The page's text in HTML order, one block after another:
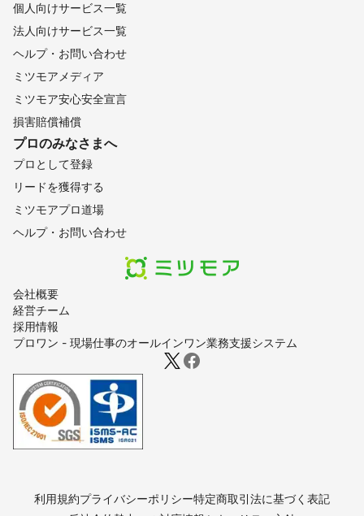
会社概要
経営チーム
採用情報
プロワン - 現場仕事のオールインワン業務支援システム
個人向けサービス一覧
法人向けサービス一覧
ヘルプ・お問い合わせ
ミツモアメディア
ミツモア安心安全宣言
損害賠償補償
プロのみなさまへ
プロとして登録
リードを獲得する
ミツモアプロ道場
ヘルプ・お問い合わせ
利用規約プライバシーポリシー特定商取引法に基づく表記